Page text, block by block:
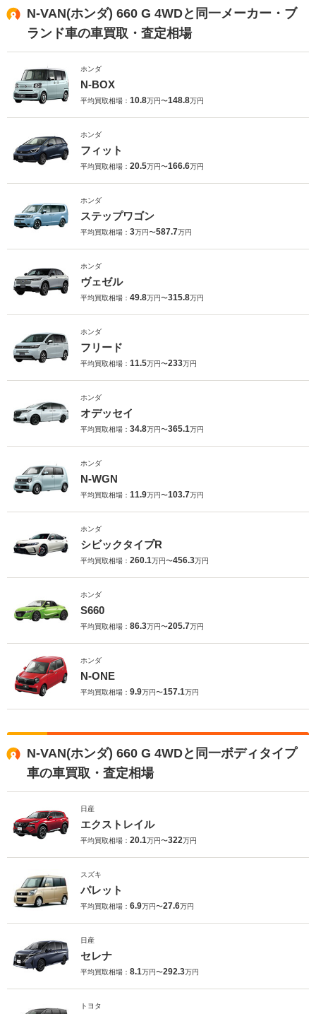
N-VAN(ホンダ) 660 G 4WDと同一メーカー・ブ
ランド車の車買取・査定相場
ホンダ
N-BOX
平均買取相場： 10.8万円〜148.8万円
ホンダ
フィット
平均買取相場： 20.5万円〜166.6万円
ホンダ
ステップワゴン
平均買取相場： 3万円〜587.7万円
ホンダ
ヴェゼル
平均買取相場： 49.8万円〜315.8万円
ホンダ
フリード
平均買取相場： 11.5万円〜233万円
ホンダ
オデッセイ
平均買取相場： 34.8万円〜365.1万円
ホンダ
N-WGN
平均買取相場： 11.9万円〜103.7万円
ホンダ
シビックタイプR
平均買取相場： 260.1万円〜456.3万円
ホンダ
S660
平均買取相場： 86.3万円〜205.7万円
ホンダ
N-ONE
平均買取相場： 9.9万円〜157.1万円
N-VAN(ホンダ) 660 G 4WDと同一ボディタイプ
車の車買取・査定相場
日産
エクストレイル
平均買取相場： 20.1万円〜322万円
スズキ
パレット
平均買取相場： 6.9万円〜27.6万円
日産
セレナ
平均買取相場： 8.1万円〜292.3万円
トヨタ